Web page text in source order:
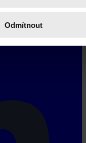
Odmítnout